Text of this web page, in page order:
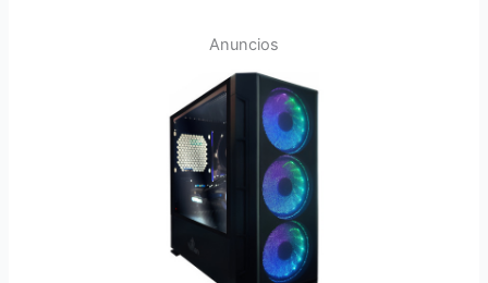
Anuncios